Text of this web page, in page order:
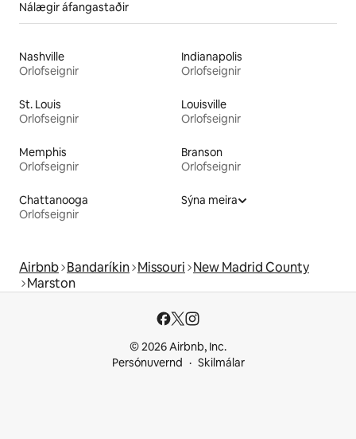
Nálægir áfangastaðir
Nashville
Orlofseignir
Indianapolis
Orlofseignir
St. Louis
Orlofseignir
Louisville
Orlofseignir
Memphis
Orlofseignir
Branson
Orlofseignir
Chattanooga
Orlofseignir
Sýna meira
Airbnb Bandaríkin Missouri New Madrid County
Marston
© 2026 Airbnb, Inc.
Persónuvernd
Skilmálar